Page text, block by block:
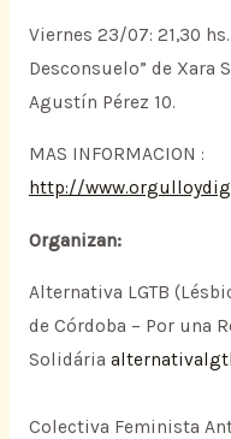
Viernes 23/07: 21,30
Desconsuelo” de Xara
Agustín Pérez 10.
MAS INFORMACION :
http://
Organizan:
Alternativa LGTB
de Córdoba – Por una
Solidária
Colectiva Feminista